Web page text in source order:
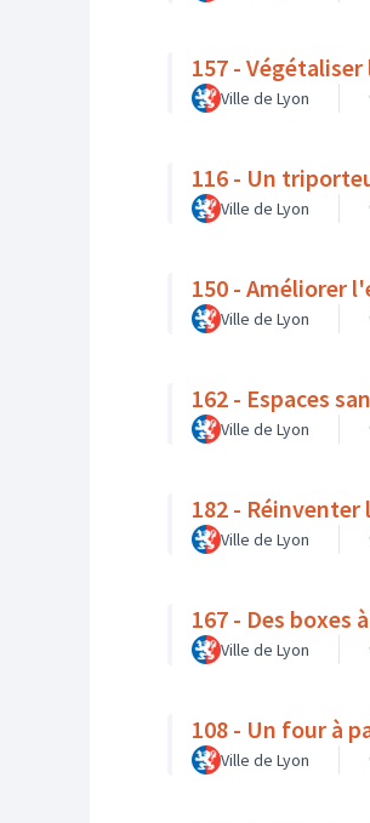
157 -
Ville de Lyon
116 - Un
Ville de Lyon
150 - Améliorer
Ville de Lyon
162 - Espaces
Ville de Lyon
182 -
Ville de Lyon
167 - Des boxes
Ville de Lyon
108 - Un four à
Ville de Lyon